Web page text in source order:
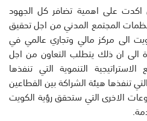
اكدت على اهمية تضافر كل الجهود
المجتمع المدني من اجل تحقيق
وتحويل الكويت الى مركز مالي وتجاري عالمي في
الى ان ذلك يتطلب التعاون من اجل
التنموية التي تنفذها
تنفذها هيئة الشراكة بين القطاعين
الاخرى التي ستحقق رؤية الكويت